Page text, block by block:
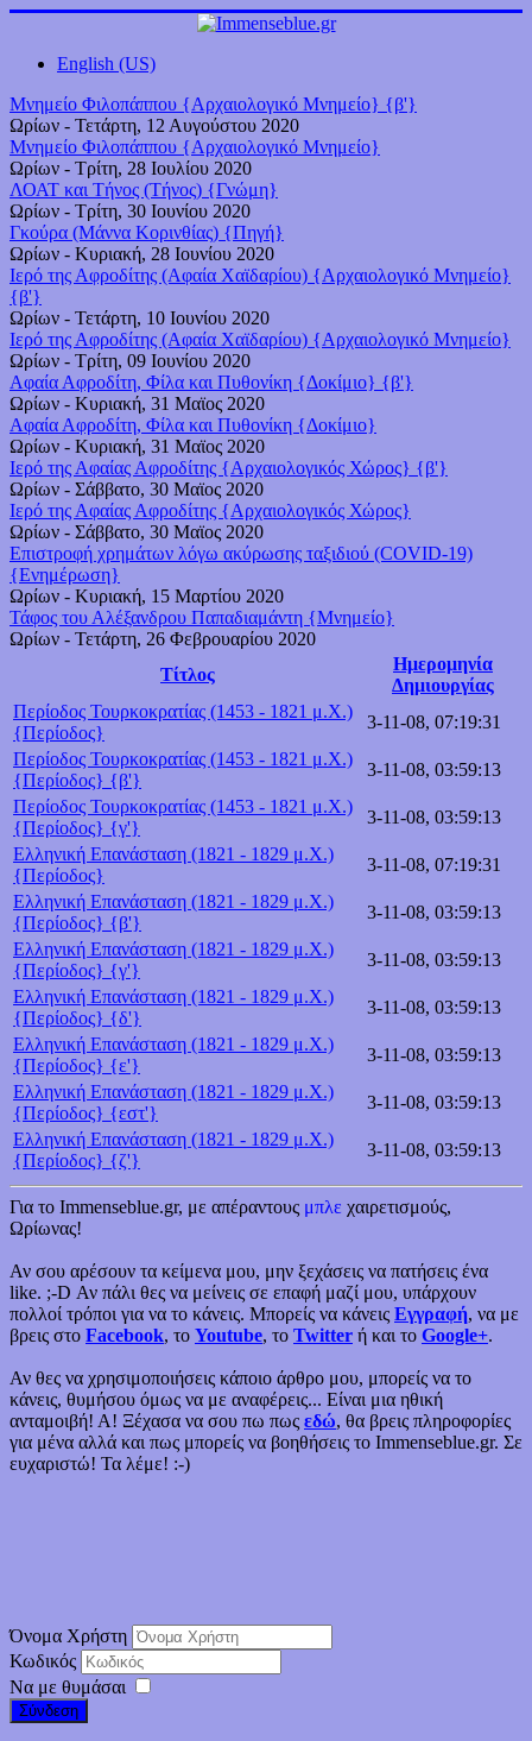
English (US)
Μνημείο Φιλοπάππου {Αρχαιολογικό Μνημείο} {β'}
Ωρίων - Τετάρτη, 12 Αυγούστου 2020
Μνημείο Φιλοπάππου {Αρχαιολογικό Μνημείο}
Ωρίων - Τρίτη, 28 Ιουλίου 2020
ΛΟΑΤ και Τήνος (Τήνος) {Γνώμη}
Ωρίων - Τρίτη, 30 Ιουνίου 2020
Γκούρα (Μάννα Κορινθίας) {Πηγή}
Ωρίων - Κυριακή, 28 Ιουνίου 2020
Ιερό της Αφροδίτης (Αφαία Χαϊδαρίου) {Αρχαιολογικό Μνημείο}
{β'}
Ωρίων - Τετάρτη, 10 Ιουνίου 2020
Ιερό της Αφροδίτης (Αφαία Χαϊδαρίου) {Αρχαιολογικό Μνημείο}
Ωρίων - Τρίτη, 09 Ιουνίου 2020
Αφαία Αφροδίτη, Φίλα και Πυθονίκη {Δοκίμιο} {β'}
Ωρίων - Κυριακή, 31 Μαϊος 2020
Αφαία Αφροδίτη, Φίλα και Πυθονίκη {Δοκίμιο}
Ωρίων - Κυριακή, 31 Μαϊος 2020
Ιερό της Αφαίας Αφροδίτης {Αρχαιολογικός Χώρος} {β'}
Ωρίων - Σάββατο, 30 Μαϊος 2020
Ιερό της Αφαίας Αφροδίτης {Αρχαιολογικός Χώρος}
Ωρίων - Σάββατο, 30 Μαϊος 2020
Επιστροφή χρημάτων λόγω ακύρωσης ταξιδιού (COVID-19)
{Ενημέρωση}
Ωρίων - Κυριακή, 15 Μαρτίου 2020
Τάφος του Αλέξανδρου Παπαδιαμάντη {Μνημείο}
Ωρίων - Τετάρτη, 26 Φεβρουαρίου 2020
Τίτλος
Ημερομηνία
Δημιουργίας
Περίοδος Τουρκοκρατίας (1453 - 1821 μ.Χ.)
{Περίοδος}
3-11-08, 07:19:31
Περίοδος Τουρκοκρατίας (1453 - 1821 μ.Χ.)
{Περίοδος} {β'}
3-11-08, 03:59:13
Περίοδος Τουρκοκρατίας (1453 - 1821 μ.Χ.)
{Περίοδος} {γ'}
3-11-08, 03:59:13
Ελληνική Επανάσταση (1821 - 1829 μ.Χ.)
{Περίοδος}
3-11-08, 07:19:31
Ελληνική Επανάσταση (1821 - 1829 μ.Χ.)
{Περίοδος} {β'}
3-11-08, 03:59:13
Ελληνική Επανάσταση (1821 - 1829 μ.Χ.)
{Περίοδος} {γ'}
3-11-08, 03:59:13
Ελληνική Επανάσταση (1821 - 1829 μ.Χ.)
{Περίοδος} {δ'}
3-11-08, 03:59:13
Ελληνική Επανάσταση (1821 - 1829 μ.Χ.)
{Περίοδος} {ε'}
3-11-08, 03:59:13
Ελληνική Επανάσταση (1821 - 1829 μ.Χ.)
{Περίοδος} {εστ'}
3-11-08, 03:59:13
Ελληνική Επανάσταση (1821 - 1829 μ.Χ.)
{Περίοδος} {ζ'}
3-11-08, 03:59:13
Για το Immenseblue.gr, με απέραντους μπλε χαιρετισμούς,
Ωρίωνας!
Αν σου αρέσουν τα κείμενα μου, μην ξεχάσεις να πατήσεις ένα
like. ;-D Αν πάλι θες να μείνεις σε επαφή μαζί μου, υπάρχουν
πολλοί τρόποι για να το κάνεις. Μπορείς να κάνεις Εγγραφή, να με
βρεις στο Facebook, το Youtube, το Twitter ή και το Google+.
Αν θες να χρησιμοποιήσεις κάποιο άρθρο μου, μπορείς να το
κάνεις, θυμήσου όμως να με αναφέρεις... Είναι μια ηθική
ανταμοιβή! Α! Ξέχασα να σου πω πως εδώ, θα βρεις πληροφορίες
για μένα αλλά και πως μπορείς να βοηθήσεις το Immenseblue.gr. Σε
ευχαριστώ! Τα λέμε! :-)
Όνομα Χρήστη
Κωδικός
Να με θυμάσαι
Σύνδεση